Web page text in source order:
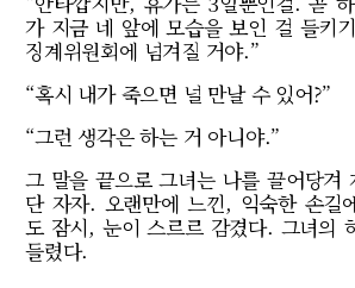
가 지금 네 앞에 모습을 보인 걸 들키
징계위원회에 넘겨질 거야.”
“혹시 내가 죽으면 널 만날 수 있어?”
“그런 생각은 하는 거 아니야.”
그 말을 끝으로 그녀는 나를 끌어당겨
단 자자. 오랜만에 느낀, 익숙한 손길
도 잠시, 눈이 스르르 감겼다. 그녀의
들렸다.